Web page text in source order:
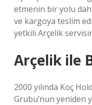
etmenin bir yolu
ve kargoya teslim
yetkili Arçelik
Arçelik ile
2000 yılında Koç
Grubu’nun yeniden